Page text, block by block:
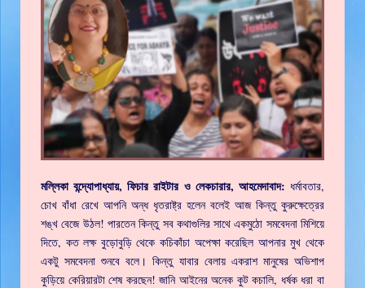
মল্লিকা বন্দ্যোপাধ্যায়, ফিচার রাইটার ও লেকচারার, আহমেদাবাদ: ধর্মাবতার,
চোখ বাঁধা রেখে আপনি অন্ধ ধৃতরাষ্ট্র হলেন বলেই আজ কিন্তু কুরুক্ষেত্রের
শঙ্খ বেজে উঠল! পারতেন কিন্তু সব কথাগুলির সাথে একমুঠো সমবেদনা মিশিয়ে
দিতে, কত লক্ষ বুড়োবুড়ি থেকে কচিকাঁচা অপেক্ষা করেছিল আপনার মুখ থেকে
একটু সমবেদনা শুনবে বলে। কিন্তু যাবার বেলায় একরাশ মানুষের অভিশাপ
কুড়িয়ে কেরিয়ারটা শেষ করছেন! জানি আইনের অনেক কুট কচালি, ধর্ষক ধরা বা